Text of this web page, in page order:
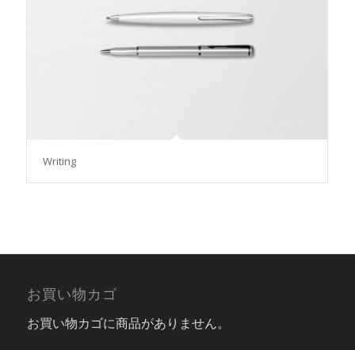
Writing
お買い物カゴ
お買い物カゴに商品がありません。